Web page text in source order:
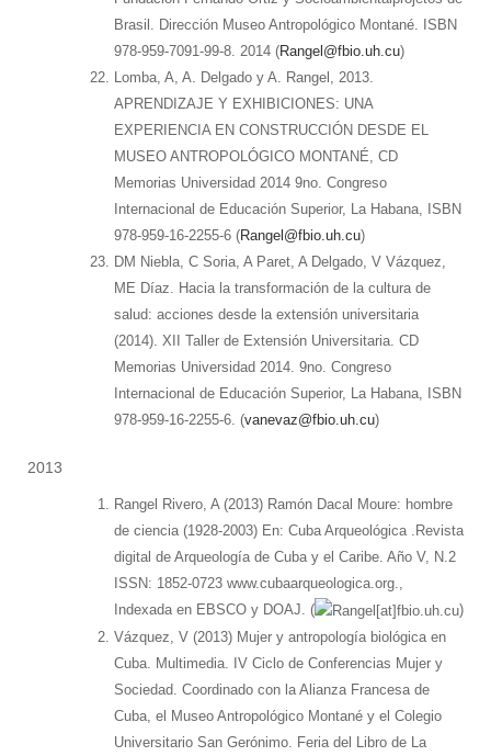
Brasil. Dirección Museo Antropológico Montané. ISBN
978-959-7091-99-8. 2014 (Rangel@fbio.uh.cu)
Lomba, A, A. Delgado y A. Rangel, 2013.
APRENDIZAJE Y EXHIBICIONES: UNA
EXPERIENCIA EN CONSTRUCCIÓN DESDE EL
MUSEO ANTROPOLÓGICO MONTANÉ, CD
Memorias Universidad 2014 9no. Congreso
Internacional de Educación Superior, La Habana, ISBN
978-959-16-2255-6 (Rangel@fbio.uh.cu)
DM Niebla, C Soria, A Paret, A Delgado, V Vázquez,
ME Díaz. Hacia la transformación de la cultura de
salud: acciones desde la extensión universitaria
(2014). XII Taller de Extensión Universitaria. CD
Memorias Universidad 2014. 9no. Congreso
Internacional de Educación Superior, La Habana, ISBN
978-959-16-2255-6. (vanevaz@fbio.uh.cu)
2013
Rangel Rivero, A (2013) Ramón Dacal Moure: hombre
de ciencia (1928-2003) En: Cuba Arqueológica .Revista
digital de Arqueología de Cuba y el Caribe. Año V, N.2
ISSN: 1852-0723 www.cubaarqueologica.org.,
Indexada en EBSCO y DOAJ. (
)
Vázquez, V (2013) Mujer y antropología biológica en
Cuba. Multimedia. IV Ciclo de Conferencias Mujer y
Sociedad. Coordinado con la Alianza Francesa de
Cuba, el Museo Antropológico Montané y el Colegio
Universitario San Gerónimo. Feria del Libro de La